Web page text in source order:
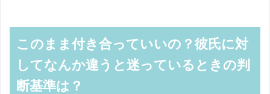
このまま付き合っていいの？彼氏に対
してなんか違うと迷っているときの判
断基準は？